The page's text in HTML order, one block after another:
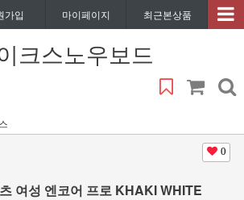
가입 마이페이지 최근본상품
크스노우보드
0
여성 엔코어 프로 KHAKI WHITE